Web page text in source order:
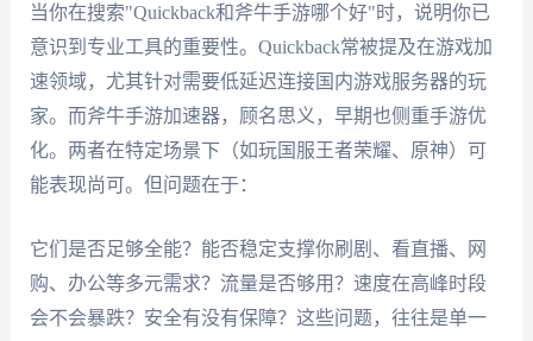
当你在搜索"Quickback和斧牛手游哪个好"时，说明你已
意识到专业工具的重要性。Quickback常被提及在游戏加
速领域，尤其针对需要低延迟连接国内游戏服务器的玩
家。而斧牛手游加速器，顾名思义，早期也侧重手游优
化。两者在特定场景下（如玩国服王者荣耀、原神）可
能表现尚可。但问题在于：
它们是否足够全能？能否稳定支撑你刷剧、看直播、网
购、办公等多元需求？流量是否够用？速度在高峰时段
会不会暴跌？安全有没有保障？这些问题，往往是单一